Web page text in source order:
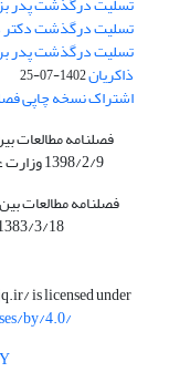
تسلیت درگذشت دکتر
تسلیت درگذشت پدر
ذاکریان1402-07-25
اشتراک نسخه چاپی
1398/2/9 وزارت علوم، تحقیقات و فناوری، یک نشریه علمی است
1383/3/18 از وزارت فرهنگ و ارشاد
is licensed under
by/4.0/